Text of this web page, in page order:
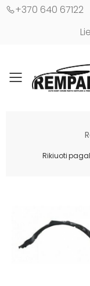
+370 640 67122
Toggle
Rikiuoti